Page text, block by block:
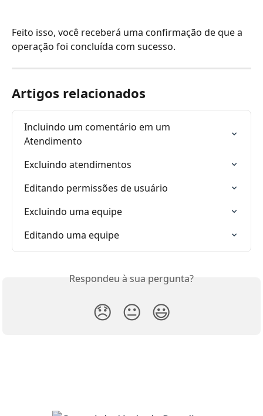
Feito isso, você receberá uma confirmação de que a
operação foi concluída com sucesso.
Artigos relacionados
Incluindo um comentário em um
Atendimento
Excluindo atendimentos
Editando permissões de usuário
Excluindo uma equipe
Editando uma equipe
Respondeu à sua pergunta?
😞 😐 😃